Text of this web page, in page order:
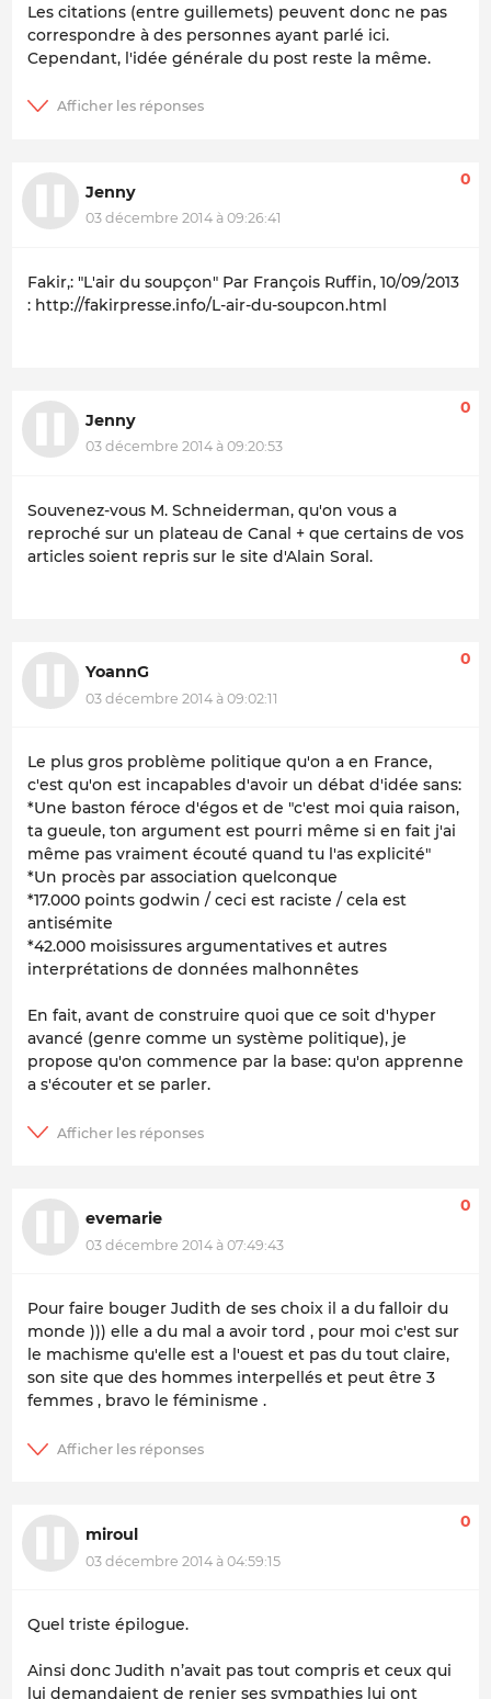
Les citations (entre guillemets) peuvent donc ne pas
correspondre à des personnes ayant parlé ici.
Cependant, l'idée générale du post reste la même.
Jenny
03 décembre 2014 à 09:26:41
0
Fakir,: "L'air du soupçon" Par François Ruffin, 10/09/2013
: http://fakirpresse.info/L-air-du-soupcon.html
Jenny
03 décembre 2014 à 09:20:53
0
Souvenez-vous M. Schneiderman, qu'on vous a
reproché sur un plateau de Canal + que certains de vos
articles soient repris sur le site d'Alain Soral.
YoannG
03 décembre 2014 à 09:02:11
0
Le plus gros problème politique qu'on a en France,
c'est qu'on est incapables d'avoir un débat d'idée sans:
*Une baston féroce d'égos et de "c'est moi quia raison,
ta gueule, ton argument est pourri même si en fait j'ai
même pas vraiment écouté quand tu l'as explicité"
*Un procès par association quelconque
*17.000 points godwin / ceci est raciste / cela est
antisémite
*42.000 moisissures argumentatives et autres
interprétations de données malhonnêtes
En fait, avant de construire quoi que ce soit d'hyper
avancé (genre comme un système politique), je
propose qu'on commence par la base: qu'on apprenne
a s'écouter et se parler.
evemarie
03 décembre 2014 à 07:49:43
0
Pour faire bouger Judith de ses choix il a du falloir du
monde ))) elle a du mal a avoir tord , pour moi c'est sur
le machisme qu'elle est a l'ouest et pas du tout claire,
son site que des hommes interpellés et peut être 3
femmes , bravo le féminisme .
miroul
03 décembre 2014 à 04:59:15
0
Quel triste épilogue.
Ainsi donc Judith n’avait pas tout compris et ceux qui
lui demandaient de renier ses sympathies lui ont